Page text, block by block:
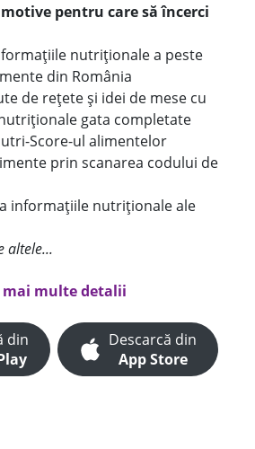
pentru care să încerci
nutriționale a peste
din România
de rețete și idei de mese cu
gata completate
Score-ul alimentelor
prin scanarea codului de
informațiile nutriționale ale
altele...
mai multe detalii
din
Descarcă din
App Store